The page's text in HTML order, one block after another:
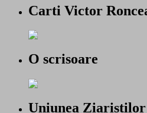
Carti Victor
O scrisoare
Uniunea